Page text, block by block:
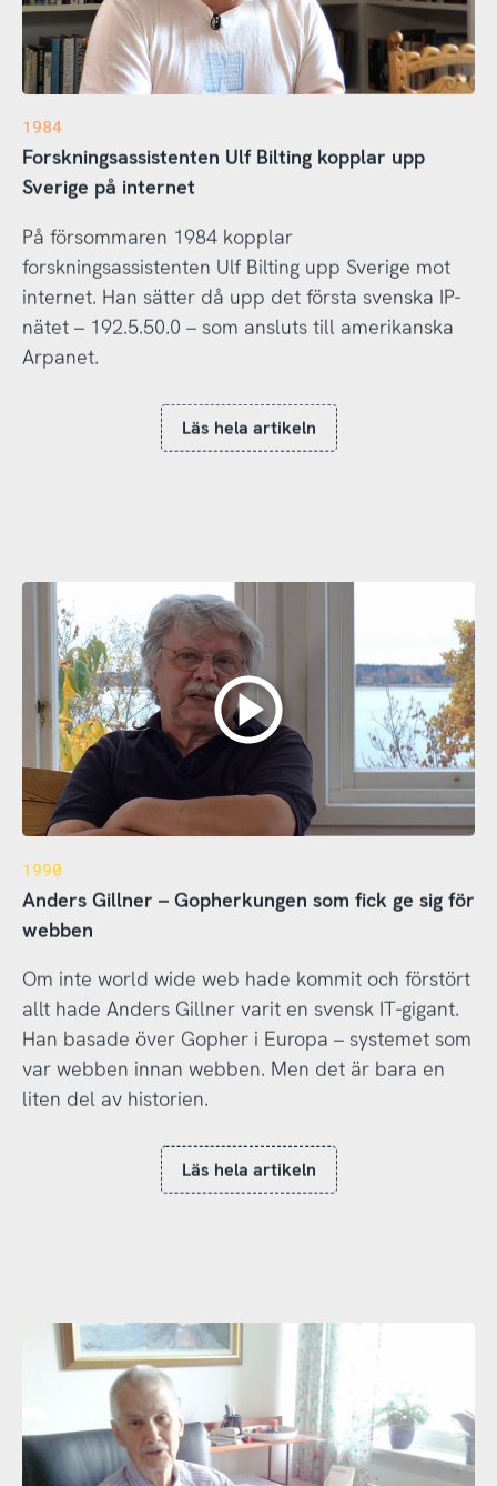
1984
Forskningsassistenten Ulf Bilting kopplar upp
Sverige på internet
På försommaren 1984 kopplar
forskningsassistenten Ulf Bilting upp Sverige mot
internet. Han sätter då upp det första svenska IP-
nätet – 192.5.50.0 – som ansluts till amerikanska
Arpanet.
Läs hela artikeln
1990
Anders Gillner – Gopherkungen som fick ge sig för
webben
Om inte world wide web hade kommit och förstört
allt hade Anders Gillner varit en svensk IT-gigant.
Han basade över Gopher i Europa – systemet som
var webben innan webben. Men det är bara en
liten del av historien.
Läs hela artikeln